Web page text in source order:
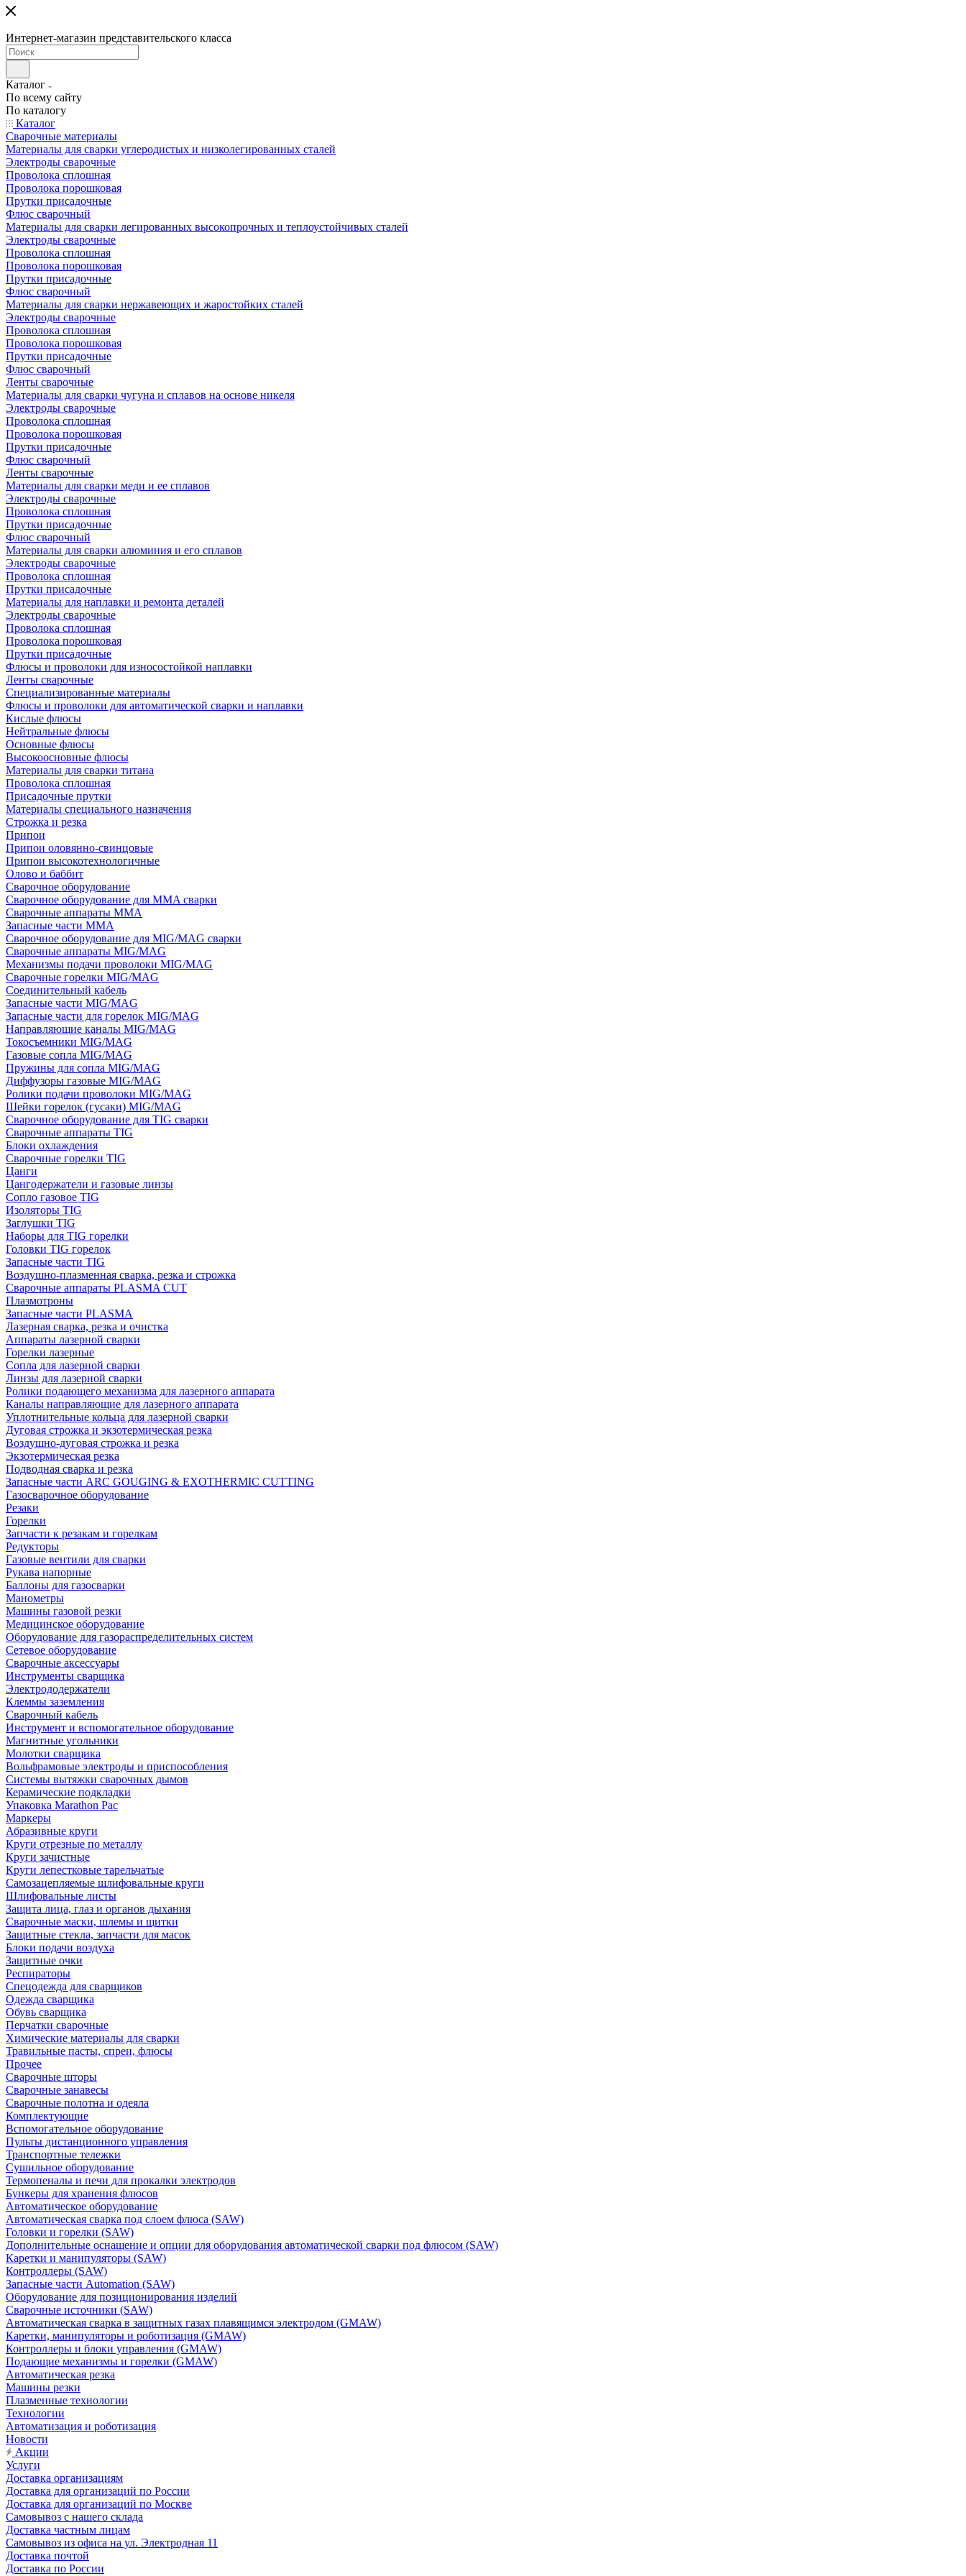
Интернет-магазин представительского класса
Каталог
По всему сайту
По каталогу
Каталог
Сварочные материалы
Материалы для сварки углеродистых и низколегированных сталей
Электроды сварочные
Проволока сплошная
Проволока порошковая
Прутки присадочные
Флюс сварочный
Материалы для сварки легированных высокопрочных и теплоустойчивых сталей
Электроды сварочные
Проволока сплошная
Проволока порошковая
Прутки присадочные
Флюс сварочный
Материалы для сварки нержавеющих и жаростойких сталей
Электроды сварочные
Проволока сплошная
Проволока порошковая
Прутки присадочные
Флюс сварочный
Ленты сварочные
Материалы для сварки чугуна и сплавов на основе никеля
Электроды сварочные
Проволока сплошная
Проволока порошковая
Прутки присадочные
Флюс сварочный
Ленты сварочные
Материалы для сварки меди и ее сплавов
Электроды сварочные
Проволока сплошная
Прутки присадочные
Флюс сварочный
Материалы для сварки алюминия и его сплавов
Электроды сварочные
Проволока сплошная
Прутки присадочные
Материалы для наплавки и ремонта деталей
Электроды сварочные
Проволока сплошная
Проволока порошковая
Прутки присадочные
Флюсы и проволоки для износостойкой наплавки
Ленты сварочные
Специализированные материалы
Флюсы и проволоки для автоматической сварки и наплавки
Кислые флюсы
Нейтральные флюсы
Основные флюсы
Высокоосновные флюсы
Материалы для сварки титана
Проволока сплошная
Присадочные прутки
Материалы специального назначения
Строжка и резка
Припои
Припои оловянно-свинцовые
Припои высокотехнологичные
Олово и баббит
Сварочное оборудование
Сварочное оборудование для MMA сварки
Сварочные аппараты MMA
Запасные части MMA
Сварочное оборудование для MIG/MAG сварки
Сварочные аппараты MIG/MAG
Механизмы подачи проволоки MIG/MAG
Сварочные горелки MIG/MAG
Соединительный кабель
Запасные части MIG/MAG
Запасные части для горелок MIG/MAG
Направляющие каналы MIG/MAG
Токосъемники MIG/MAG
Газовые сопла MIG/MAG
Пружины для сопла MIG/MAG
Диффузоры газовые MIG/MAG
Ролики подачи проволоки MIG/MAG
Шейки горелок (гусаки) MIG/MAG
Сварочное оборудование для TIG сварки
Сварочные аппараты TIG
Блоки охлаждения
Сварочные горелки TIG
Цанги
Цангодержатели и газовые линзы
Сопло газовое TIG
Изоляторы TIG
Заглушки TIG
Наборы для TIG горелки
Головки TIG горелок
Запасные части TIG
Воздушно-плазменная сварка, резка и строжка
Сварочные аппараты PLASMA CUT
Плазмотроны
Запасные части PLASMA
Лазерная сварка, резка и очистка
Аппараты лазерной сварки
Горелки лазерные
Сопла для лазерной сварки
Линзы для лазерной сварки
Ролики подающего механизма для лазерного аппарата
Каналы направляющие для лазерного аппарата
Уплотнительные кольца для лазерной сварки
Дуговая строжка и экзотермическая резка
Воздушно-дуговая строжка и резка
Экзотермическая резка
Подводная сварка и резка
Запасные части ARC GOUGING & EXOTHERMIC CUTTING
Газосварочное оборудование
Резаки
Горелки
Запчасти к резакам и горелкам
Редукторы
Газовые вентили для сварки
Рукава напорные
Баллоны для газосварки
Манометры
Машины газовой резки
Медицинское оборудование
Оборудование для газораспределительных систем
Сетевое оборудование
Сварочные аксессуары
Инструменты сварщика
Электрододержатели
Клеммы заземления
Сварочный кабель
Инструмент и вспомогательное оборудование
Магнитные угольники
Молотки сварщика
Вольфрамовые электроды и приспособления
Системы вытяжки сварочных дымов
Керамические подкладки
Упаковка Marathon Pac
Маркеры
Абразивные круги
Круги отрезные по металлу
Круги зачистные
Круги лепестковые тарельчатые
Самозацепляемые шлифовальные круги
Шлифовальные листы
Защита лица, глаз и органов дыхания
Сварочные маски, шлемы и щитки
Защитные стекла, запчасти для масок
Блоки подачи воздуха
Защитные очки
Респираторы
Спецодежда для сварщиков
Одежда сварщика
Обувь сварщика
Перчатки сварочные
Химические материалы для сварки
Травильные пасты, спреи, флюсы
Прочее
Сварочные шторы
Сварочные занавесы
Сварочные полотна и одеяла
Комплектующие
Вспомогательное оборудование
Пульты дистанционного управления
Транспортные тележки
Сушильное оборудование
Термопеналы и печи для прокалки электродов
Бункеры для хранения флюсов
Автоматическое оборудование
Автоматическая сварка под слоем флюса (SAW)
Головки и горелки (SAW)
Дополнительные оснащение и опции для оборудования автоматической сварки под флюсом (SAW)
Каретки и манипуляторы (SAW)
Контроллеры (SAW)
Запасные части Automation (SAW)
Оборудование для позиционирования изделий
Сварочные источники (SAW)
Автоматическая сварка в защитных газах плавящимся электродом (GMAW)
Каретки, манипуляторы и роботизация (GMAW)
Контроллеры и блоки управления (GMAW)
Подающие механизмы и горелки (GMAW)
Автоматическая резка
Машины резки
Плазменные технологии
Технологии
Автоматизация и роботизация
Новости
Акции
Услуги
Доставка организациям
Доставка для организаций по России
Доставка для организаций по Москве
Самовывоз с нашего склада
Доставка частным лицам
Самовывоз из офиса на ул. Электродная 11
Доставка почтой
Доставка по России